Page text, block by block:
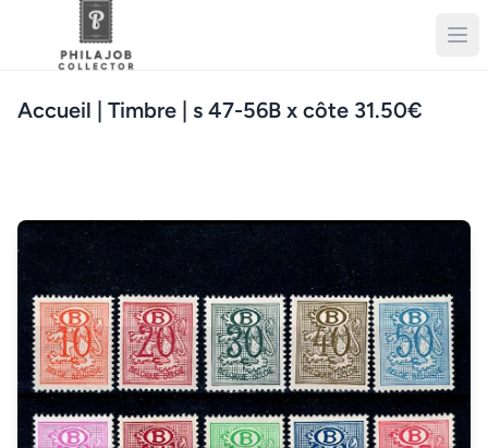
Accueil | Timbre | s 47-56B x côte 31.50€